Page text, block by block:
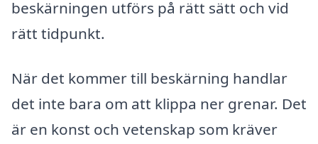
beskärningen utförs på rätt sätt och vid
rätt tidpunkt.
När det kommer till beskärning handlar
det inte bara om att klippa ner grenar. Det
är en konst och vetenskap som kräver